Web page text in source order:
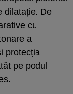
dilatație. De
cu
a
protecția
pe podul